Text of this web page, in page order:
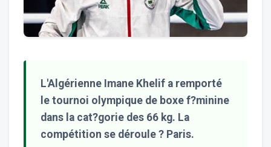
L'Algérienne Imane Khelif a remporté
le tournoi olympique de boxe f?minine
dans la cat?gorie des 66 kg. La
compétition se déroule ? Paris.